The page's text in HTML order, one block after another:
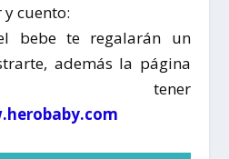
cuento:
bebe te regalarán un
además la página
tener